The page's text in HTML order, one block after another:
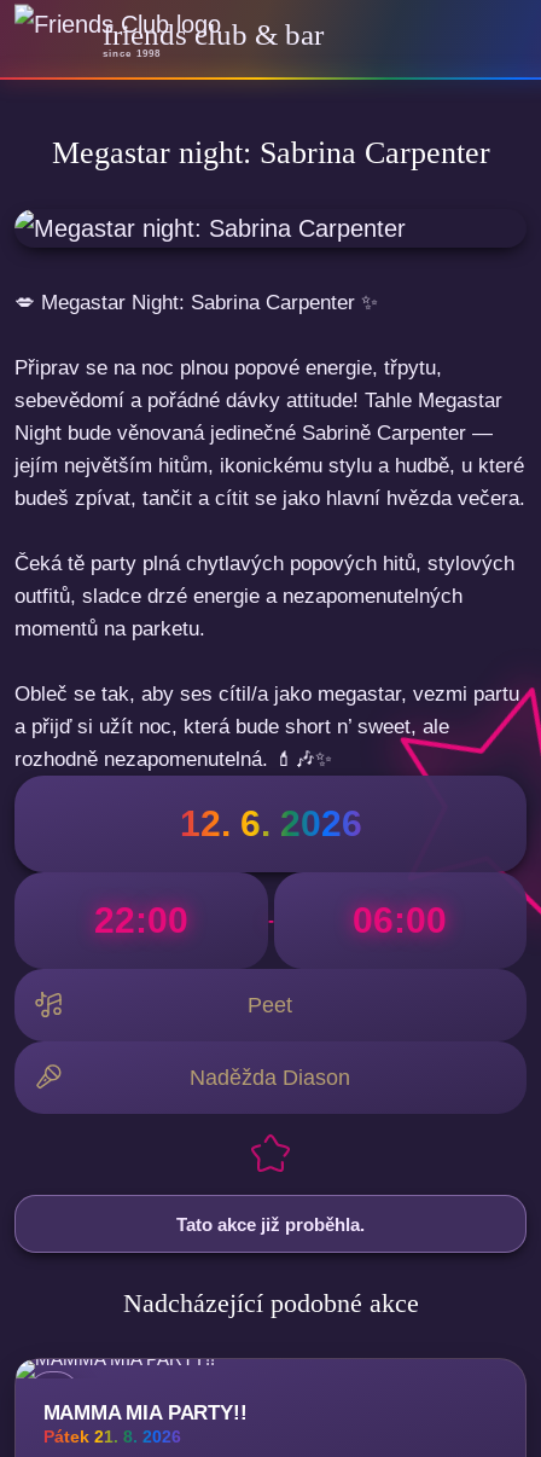
friends club & bar
since 1998
Megastar night: Sabrina Carpenter
💋 Megastar Night: Sabrina Carpenter ✨
Připrav se na noc plnou popové energie, třpytu,
sebevědomí a pořádné dávky attitude! Tahle Megastar
Night bude věnovaná jedinečné Sabrině Carpenter —
jejím největším hitům, ikonickému stylu a hudbě, u které
budeš zpívat, tančit a cítit se jako hlavní hvězda večera.
Čeká tě party plná chytlavých popových hitů, stylových
outfitů, sladce drzé energie a nezapomenutelných
momentů na parketu.
Obleč se tak, aby ses cítil/a jako megastar, vezmi partu
a přijď si užít noc, která bude short n’ sweet, ale
rozhodně nezapomenutelná. 💄🎶✨
12. 6. 2026
22:00 - 06:00
Peet
Naděžda Diason
Tato akce již proběhla.
Nadcházející podobné akce
MAMMA MIA PARTY!!
Pátek 21. 8. 2026